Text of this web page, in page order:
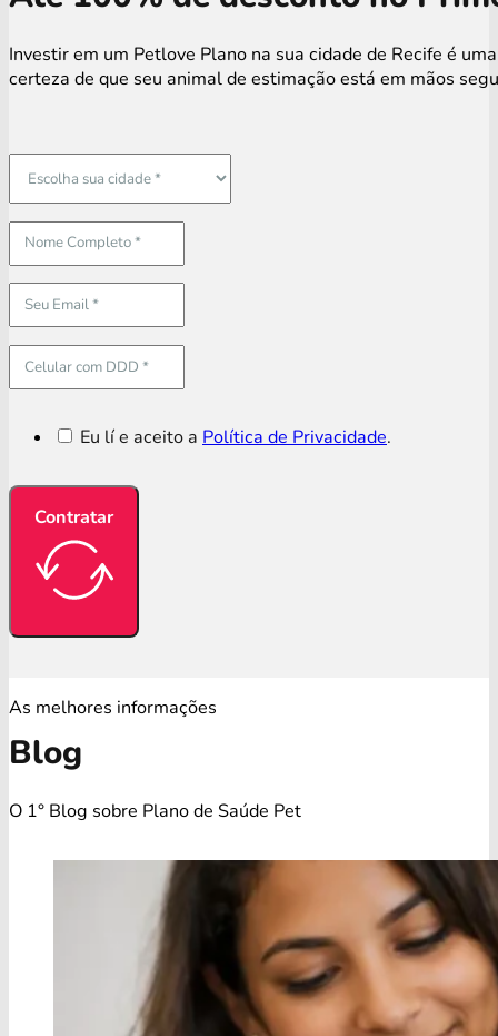
Investir em um Petlove Plano na sua cidade de Recife é
certeza de que seu animal de estimação está em mãos
Eu lí e aceito a Política de Privacidade.
Contratar
As melhores informações
Blog
O 1° Blog sobre Plano de Saúde Pet